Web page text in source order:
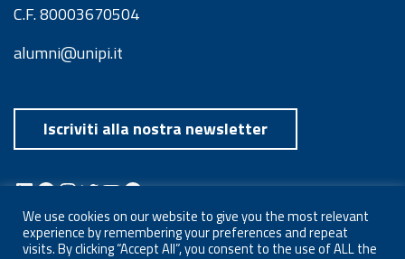
C.F. 80003670504
alumni@unipi.it
Iscriviti alla nostra newsletter
LinkedIn Facebook InstagramTwitter YouTube Spotify Telegram
We use cookies on our website to give you the most relevant
experience by remembering your preferences and repeat
visits. By clicking “Accept All”, you consent to the use of ALL the